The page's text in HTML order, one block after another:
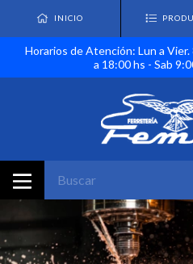
INICIO
Horarios de Atención: Lun a
a 18:00 hs - Sab